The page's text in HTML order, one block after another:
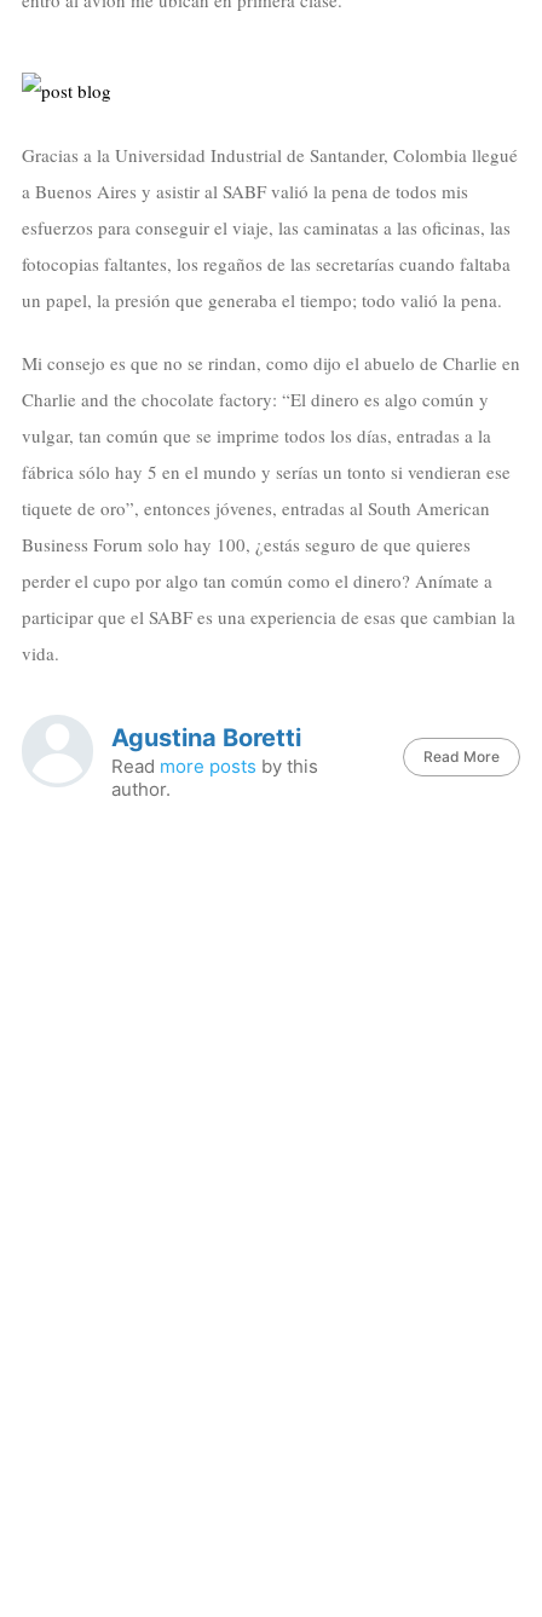
Gracias a la Universidad Industrial de Santander, Colombia llegué
a Buenos Aires y asistir al SABF valió la pena de todos mis
esfuerzos para conseguir el viaje, las caminatas a las oficinas, las
fotocopias faltantes, los regaños de las secretarías cuando faltaba
un papel, la presión que generaba el tiempo; todo valió la pena.
Mi consejo es que no se rindan, como dijo el abuelo de Charlie en
Charlie and the chocolate factory: “El dinero es algo común y
vulgar, tan común que se imprime todos los días, entradas a la
fábrica sólo hay 5 en el mundo y serías un tonto si vendieran ese
tiquete de oro”, entonces jóvenes, entradas al South American
Business Forum solo hay 100, ¿estás seguro de que quieres
perder el cupo por algo tan común como el dinero? Anímate a
participar que el SABF es una experiencia de esas que cambian la
vida.
Agustina Boretti
Read more posts by this
author.
Read More